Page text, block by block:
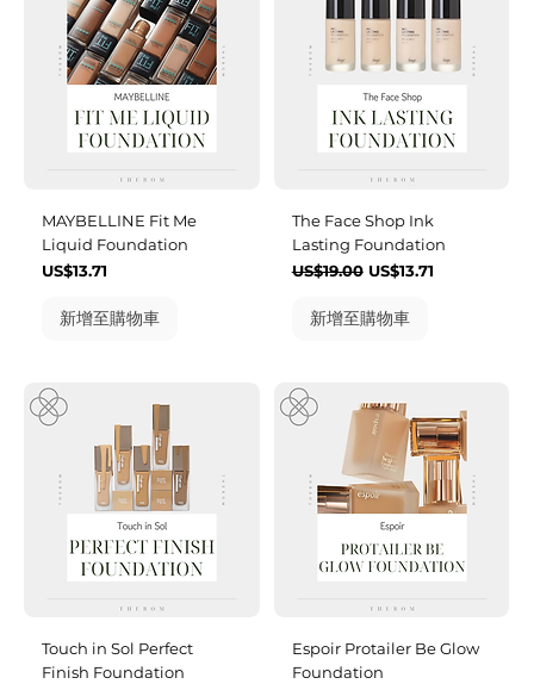
MAYBELLINE Fit Me
Liquid Foundation
價格
US$13.71
新增至購物車
The Face Shop Ink
Lasting Foundation
一般價格
US$19.00 促銷價格
US$13.71
新增至購物車
Touch in Sol Perfect
Finish Foundation
Espoir Protailer Be Glow
Foundation